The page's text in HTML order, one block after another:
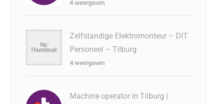
4 weergaven
Zelfstandige Elektromonteur – DIT
Personeel – Tilburg
4 weergaven
Machine operator in Tilburg |